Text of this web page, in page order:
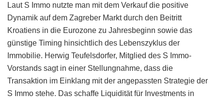
Laut S Immo nutzte man mit dem Verkauf die positive
Dynamik auf dem Zagreber Markt durch den Beitritt
Kroatiens in die Eurozone zu Jahresbeginn sowie das
günstige Timing hinsichtlich des Lebenszyklus der
Immobilie. Herwig Teufelsdorfer, Mitglied des S Immo-
Vorstands sagt in einer Stellungnahme, dass die
Transaktion im Einklang mit der angepassten Strategie der
S Immo stehe. Das schaffe Liquidität für Investments in